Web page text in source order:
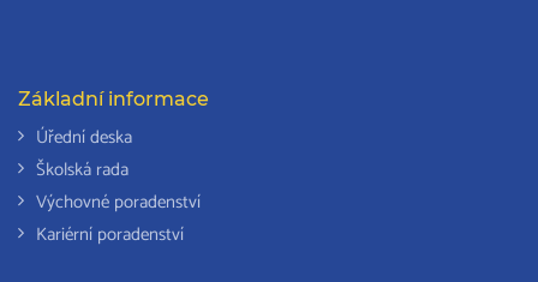
Základní informace
Úřední deska
Školská rada
Výchovné poradenství
Kariérní poradenství